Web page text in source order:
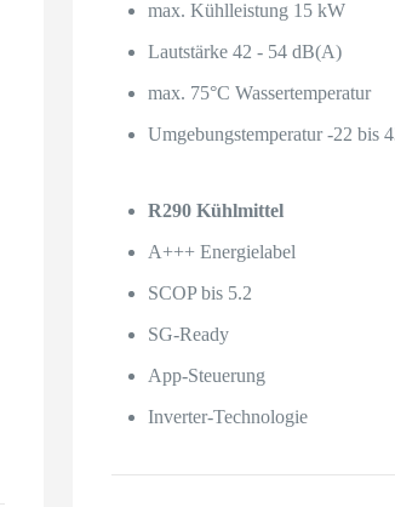
max. Kühlleistung 15 kW
Lautstärke 42 - 54 dB(A)
max. 75°C Wassertemperatur
Umgebungstemperatur -22 bis
R290 Kühlmittel
A+++ Energielabel
SCOP bis 5.2
SG-Ready
App-Steuerung
Inverter-Technologie